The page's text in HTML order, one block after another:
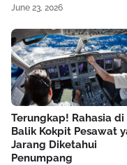
June 23, 2026
Terungkap! Rahasia di
Balik Kokpit Pesawat
Jarang Diketahui
Penumpang